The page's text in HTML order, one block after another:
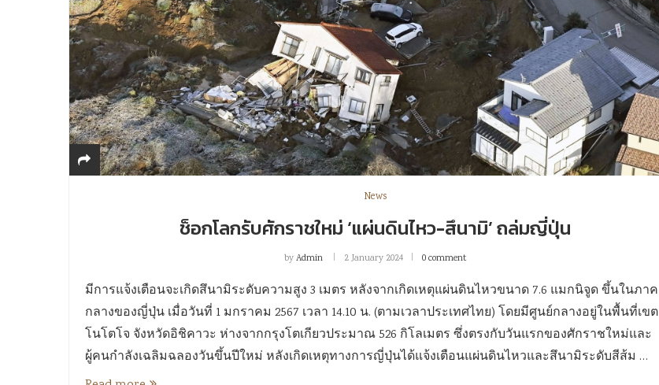
News
ช็อกโลกรับศักราชใหม่ ‘แผ่นดินไหว-สึนามิ’ ถล่มญี่ปุ่น
byAdmin 2 January 2024 0 comment
มีการแจ้งเตือนจะเกิดสึนามิระดับความสูง 3 เมตร หลังจากเกิดเหตุแผ่นดินไหว​ขนาด​ 7.6 แมกนิจูด ขึ้นในภาค
กลางของญี่ปุ่น เมื่อวันที่ 1 มกราคม 2567 เวลา 14.10 น. (ตามเวลาประเทศไทย) โดยมีศูนย์กลางอยู่ในพื้นที่เขต
โนโตโจ จังหวัดอิชิคาวะ ห่างจากกรุงโตเกียวประมาณ 526 กิโลเมตร ซึ่งตรงกับวันแรกของศักราชใหม่และ
ผู้คนกำลังเฉลิมฉลองวันขึ้นปีใหม่ หลังเกิดเหตุทางการญี่ปุ่นได้แจ้งเตือนแผ่นดินไหวและสึนามิระดับสีส้ม …